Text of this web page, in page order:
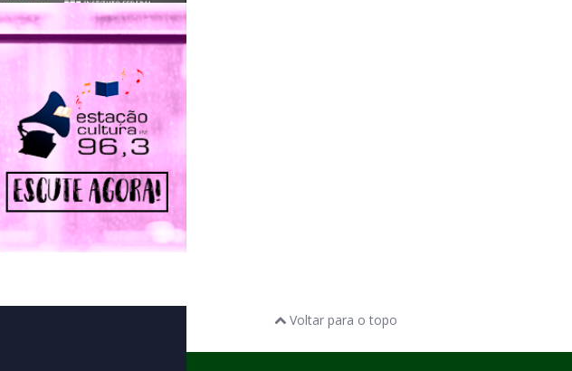
Voltar para o topo